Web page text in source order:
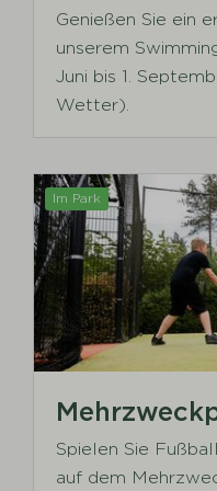
Genießen Sie ein
unserem
Juni bis 1.
Wetter).
Im Park
Spielen Sie
auf dem